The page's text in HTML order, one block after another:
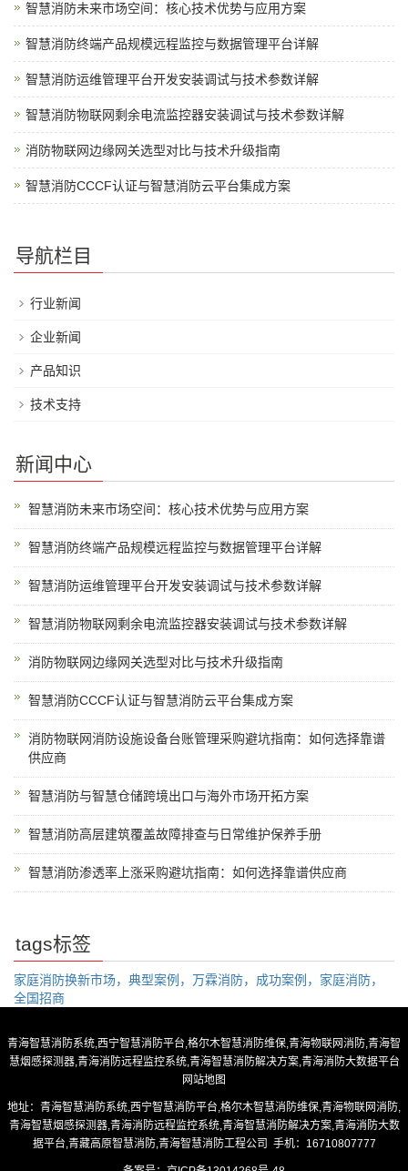
智慧消防未来市场空间：核心技术优势与应用方案
智慧消防终端产品规模远程监控与数据管理平台详解
智慧消防运维管理平台开发安装调试与技术参数详解
智慧消防物联网剩余电流监控器安装调试与技术参数详解
消防物联网边缘网关选型对比与技术升级指南
智慧消防CCCF认证与智慧消防云平台集成方案
导航栏目
行业新闻
企业新闻
产品知识
技术支持
新闻中心
智慧消防未来市场空间：核心技术优势与应用方案
智慧消防终端产品规模远程监控与数据管理平台详解
智慧消防运维管理平台开发安装调试与技术参数详解
智慧消防物联网剩余电流监控器安装调试与技术参数详解
消防物联网边缘网关选型对比与技术升级指南
智慧消防CCCF认证与智慧消防云平台集成方案
消防物联网消防设施设备台账管理采购避坑指南：如何选择靠谱
供应商
智慧消防与智慧仓储跨境出口与海外市场开拓方案
智慧消防高层建筑覆盖故障排查与日常维护保养手册
智慧消防渗透率上涨采购避坑指南：如何选择靠谱供应商
tags标签
家庭消防换新市场，典型案例，万霖消防，成功案例，家庭消防，
全国招商
青海智慧消防系统,西宁智慧消防平台,格尔木智慧消防维保,青海物联网消防,青海智
慧烟感探测器,青海消防远程监控系统,青海智慧消防解决方案,青海消防大数据平台
网站地图
地址：青海智慧消防系统,西宁智慧消防平台,格尔木智慧消防维保,青海物联网消防,
青海智慧烟感探测器,青海消防远程监控系统,青海智慧消防解决方案,青海消防大数
据平台,青藏高原智慧消防,青海智慧消防工程公司 手机：16710807777